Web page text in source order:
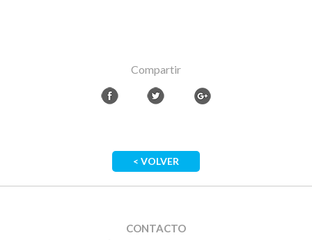
Compartir
< VOLVER
CONTACTO